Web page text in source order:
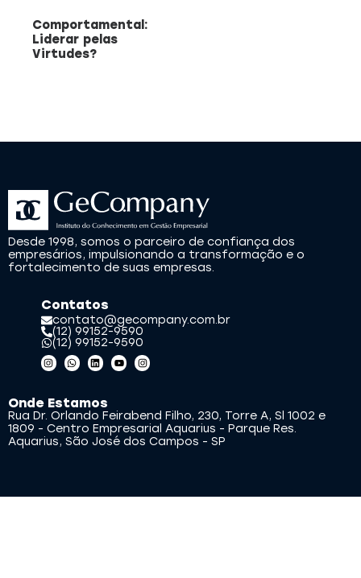
Comportamental:
Liderar pelas
Virtudes?
Desde 1998, somos o parceiro de confiança dos
empresários, impulsionando a transformação e o
fortalecimento de suas empresas.
Contatos
contato@gecompany.com.br
(12) 99152-9590
(12) 99152-9590
Onde Estamos
Rua Dr. Orlando Feirabend Filho, 230, Torre A, Sl 1002 e
1809 - Centro Empresarial Aquarius - Parque Res.
Aquarius, São José dos Campos - SP